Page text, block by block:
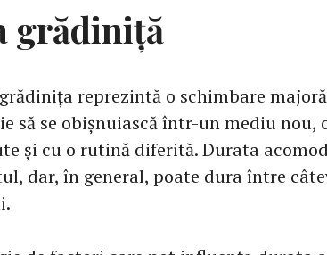
grădiniță
grădinița reprezintă o schimbare
să se obișnuiască într-un mediu nou,
și cu o rutină diferită. Durata
dar, în general, poate dura între